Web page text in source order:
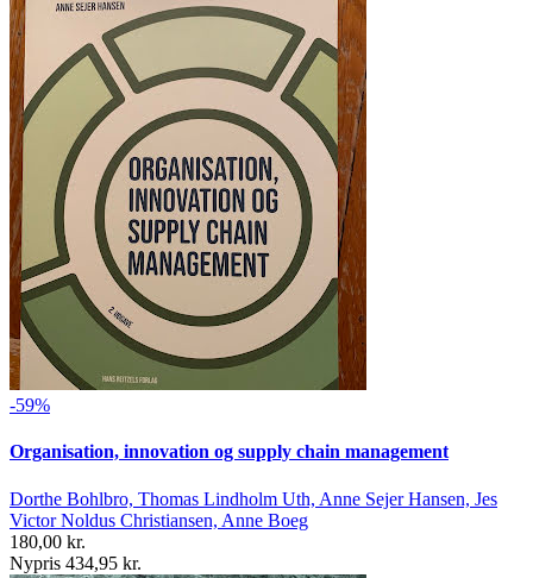
-59%
Organisation, innovation og supply chain management
Dorthe Bohlbro, Thomas Lindholm Uth, Anne Sejer Hansen, Jes
Victor Noldus Christiansen, Anne Boeg
180,00 kr.
Nypris 434,95 kr.